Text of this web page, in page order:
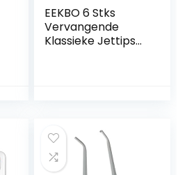
EEKBO 6 Stks
Vervangende
Klassieke Jettips
250 WP-450 WP-
660 WP-662 WP-
811 WP-900 WP-